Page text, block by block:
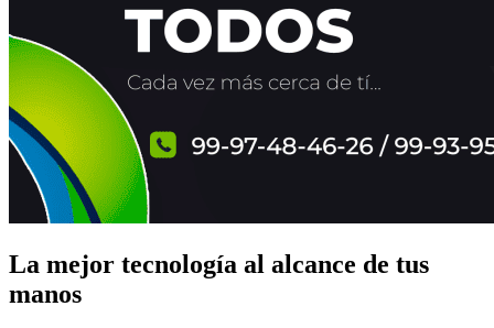
La mejor tecnología al alcance de tus
manos